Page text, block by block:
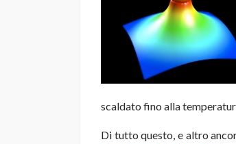
scaldato fino alla
Di tutto questo, e altro